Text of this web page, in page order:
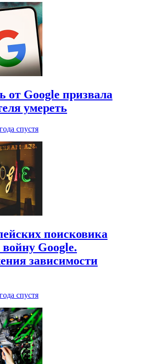
от Google призвала
умереть
спустя
поисковика
Google.
зависимости
спустя